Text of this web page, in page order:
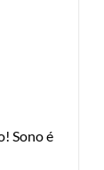
Sono é